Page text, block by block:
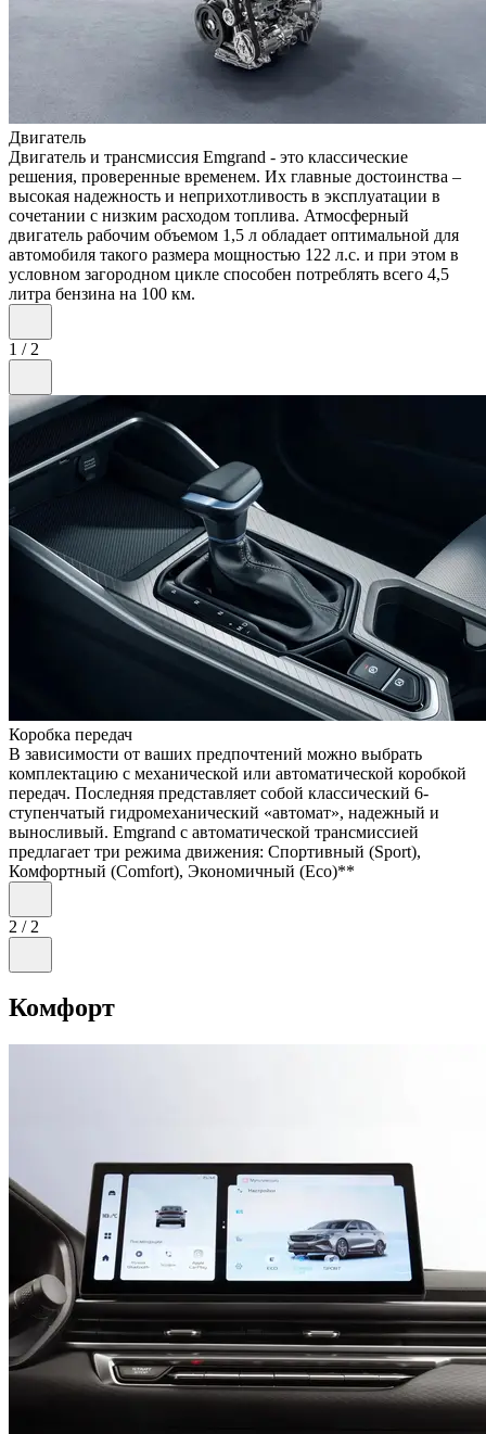
Двигатель
Двигатель и трансмиссия Emgrand - это классические
решения, проверенные временем. Их главные достоинства –
высокая надежность и неприхотливость в эксплуатации в
сочетании с низким расходом топлива. Атмосферный
двигатель рабочим объемом 1,5 л обладает оптимальной для
автомобиля такого размера мощностью 122 л.с. и при этом в
условном загородном цикле способен потреблять всего 4,5
литра бензина на 100 км.
1 / 2
Коробка передач
В зависимости от ваших предпочтений можно выбрать
комплектацию с механической или автоматической коробкой
передач. Последняя представляет собой классический 6-
ступенчатый гидромеханический «автомат», надежный и
выносливый. Emgrand с автоматической трансмиссией
предлагает три режима движения: Спортивный (Sport),
Комфортный (Comfort), Экономичный (Eсо)**
2 / 2
Комфорт